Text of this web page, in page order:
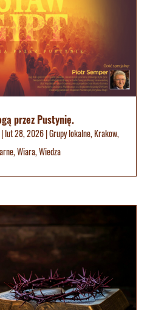
przez Pustynię.
|lut 28, 2026|Grupy lokalne,Krakow,
,Wiara,Wiedza